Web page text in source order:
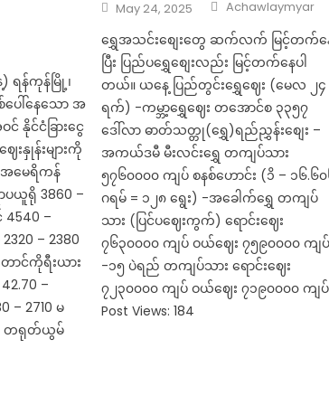
ရန်ကုန်မြို့၊
ေါ်နေသော အ
နိုင်ငံခြားငွေ
းနှုန်းများကို
အမေရိကန်
ပယူရို 3860 –
4540 –
– 2380
ောင်ကိုရီးယား
–
– 2710 မ
တရုတ်ယွမ်
Posted
on
May 24, 2025 Achawlaymyar
ရွှေအသင်းစျေးတွေ ဆက်လက် မြင့်တက်န
ပြီး ပြည်ပရွှေစျေးလည်း မြင့်တက်နေပါ
တယ်။ ယနေ့ ပြည်တွင်းရွှေဈေး (မေလ ၂၄
ရက်) -ကမ္ဘာ့ရွှေဈေး တအောင်စ ၃၃၅၇
ဒေါ်လာ ဓာတ်သတ္တု(ရွှေ)ရည်ညွှန်းစျေး –
အကယ်ဒမီ မီးလင်းရွှေ တကျပ်သား
၅၇၆၀၀၀၀ ကျပ် စနစ်ဟောင်း (၁ိ – ၁၆.၆
ဂရမ် = ၁၂၈ ရွေး) -အခေါက်ရွှေ တကျပ်
သား (ပြင်ပဈေးကွက်) ရောင်းဈေး
၇၆၃၀၀၀၀ ကျပ် ဝယ်ဈေး ၇၅၉၀၀၀၀ ကျပ်
-၁၅ ပဲရည် တကျပ်သား ရောင်းဈေး
၇၂၃၀၀၀၀ ကျပ် ဝယ်ဈေး ၇၁၉၀၀၀၀ ကျပ်
Post Views: 184